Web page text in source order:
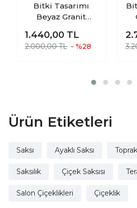
Bitki Tasarımı
Beyaz Granit
Saksılık Salon
Çiçeklik 4 Ayaklı -
1.440,00 TL
2.000,00 TL - %28
Ürün Etiketleri
Saksı Ayaklı Saksı
Saksılık Çiçek Saksısı
Salon Çiçeklikleri Çiçeklik